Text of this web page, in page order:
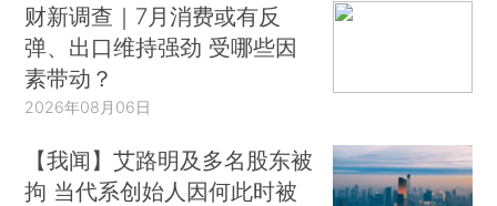
财新调查｜7月消费或有反
弹、出口维持强劲 受哪些因
素带动？
2026年08月06日
【我闻】艾路明及多名股东被
拘 当代系创始人因何此时被